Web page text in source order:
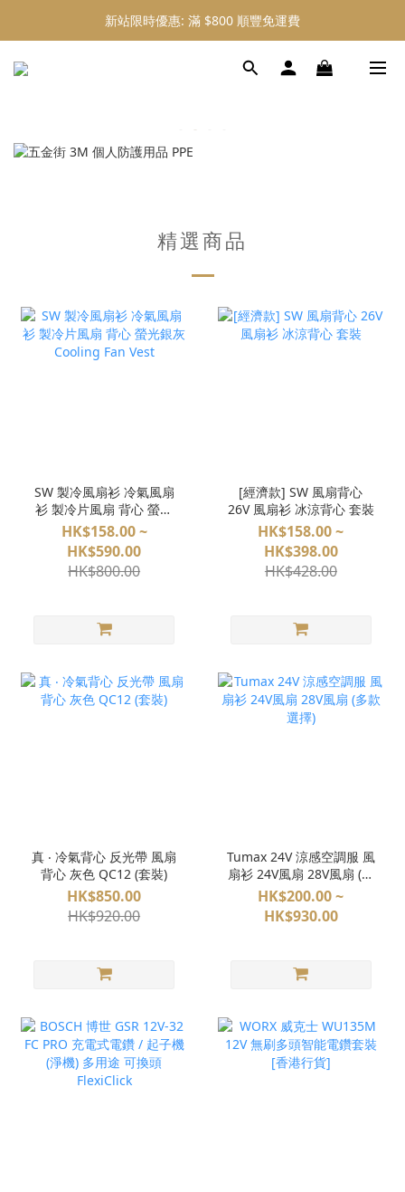
新站限時優惠: 會員購物 4% 回贈
新站限時優惠: 滿 $800 順豐免運費
新站限時優惠: 會員購物 4% 回贈
精選商品
SW 製冷風扇衫 冷氣風扇
衫 製冷片風扇 背心 螢光
銀灰 Cooling Fan Vest
HK$158.00 ~
HK$590.00
HK$800.00
[經濟款] SW 風扇背心
26V 風扇衫 冰涼背心 套裝
HK$158.00 ~
HK$398.00
HK$428.00
真 ‧ 冷氣背心 反光帶 風扇
背心 灰色 QC12 (套裝)
HK$850.00
HK$920.00
Tumax 24V 涼感空調服 風
扇衫 24V風扇 28V風扇 (多
款選擇)
HK$200.00 ~
HK$930.00